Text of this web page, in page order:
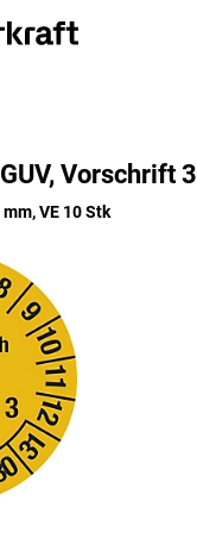
Vorschrift 3
VE 10 Stk